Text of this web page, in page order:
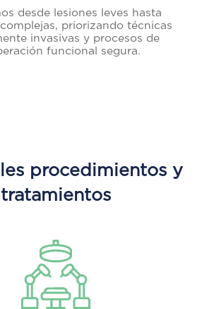
desde lesiones leves hasta
priorizando técnicas
invasivas y procesos de
funcional segura.
procedimientos y
tratamientos